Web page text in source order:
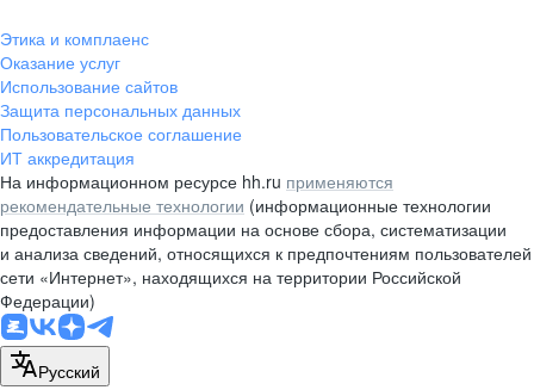
pr@rabota.by
Алматы
пр. Абая, д. 151, БЦ Алатау,
12 этаж, офис 1209
+7 727 232-13-13
pr@headhunter.com.kz
Этика и комплаенс
Оказание услуг
Использование сайтов
Защита персональных данных
Пользовательское соглашение
ИТ аккредитация
На информационном ресурсе hh.ru применяются
рекомендательные технологии (информационные технологии
предоставления информации на основе сбора, систематизации
и анализа сведений, относящихся к предпочтениям пользователей
сети «Интернет», находящихся на территории Российской
Федерации)
Русский